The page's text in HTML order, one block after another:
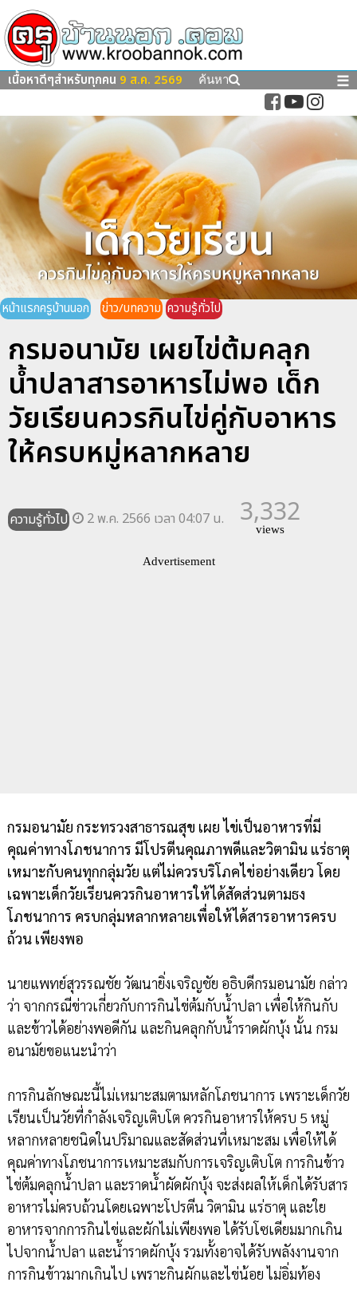
เนื้อหาดีๆสำหรับทุกคน 9 ส.ค. 2569 ค้นหา ☰
หน้าแรกครูบ้านนอก ข่าว/บทความ ความรู้ทั่วไป
กรมอนามัย เผยไข่ต้มคลุก
น้ำปลาสารอาหารไม่พอ เด็ก
วัยเรียนควรกินไข่คู่กับอาหาร
ให้ครบหมู่หลากหลาย
ความรู้ทั่วไป 2 พ.ค. 2566 เวลา 04:07 น. 3,332
views
Advertisement
กรมอนามัย กระทรวงสาธารณสุข เผย ไข่เป็นอาหารที่มี
คุณค่าทางโภชนาการ มีโปรตีนคุณภาพดีและวิตามิน แร่ธาตุ
เหมาะกับคนทุกกลุ่มวัย แต่ไม่ควรบริโภคไข่อย่างเดียว โดย
เฉพาะเด็กวัยเรียนควรกินอาหารให้ได้สัดส่วนตามธง
โภชนาการ ครบกลุ่มหลากหลายเพื่อให้ได้สารอาหารครบ
ถ้วน เพียงพอ
นายแพทย์สุวรรณชัย วัฒนายิ่งเจริญชัย อธิบดีกรมอนามัย กล่าว
ว่า จากกรณีข่าวเกี่ยวกับการกินไข่ต้มกับน้ำปลา เพื่อให้กินกับ
และข้าวได้อย่างพอดีกัน และกินคลุกกับน้ำราดผักบุ้ง นั้น กรม
อนามัยขอแนะนำว่า
การกินลักษณะนี้ไม่เหมาะสมตามหลักโภชนาการ เพราะเด็กวัย
เรียนเป็นวัยที่กำลังเจริญเติบโต ควรกินอาหารให้ครบ 5 หมู่
หลากหลายชนิดในปริมาณและสัดส่วนที่เหมาะสม เพื่อให้ได้
คุณค่าทางโภชนาการเหมาะสมกับการเจริญเติบโต การกินข้าว
ไข่ต้มคลุกน้ำปลา และราดน้ำผัดผักบุ้ง จะส่งผลให้เด็กได้รับสาร
อาหารไม่ครบถ้วนโดยเฉพาะโปรตีน วิตามิน แร่ธาตุ และใย
อาหารจากการกินไข่และผักไม่เพียงพอ ได้รับโซเดียมมากเกิน
ไปจากน้ำปลา และน้ำราดผักบุ้ง รวมทั้งอาจได้รับพลังงานจาก
การกินข้าวมากเกินไป เพราะกินผักและไข่น้อย ไม่อิ่มท้อง